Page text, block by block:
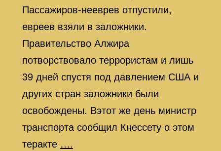
Пассажиров-нееврев отпустили,
евреев взяли в заложники.
Правительство Алжира
потворствовало террористам и лишь
39 дней спустя под давлением США и
других стран заложники были
освобождены. Вэтот же день министр
транспорта сообщил Кнессету о этом
теракте ….